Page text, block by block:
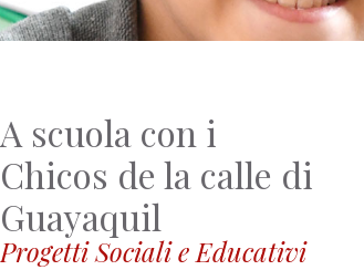
A scuola con i
Chicos de la calle di
Guayaquil
Progetti Sociali e Educativi